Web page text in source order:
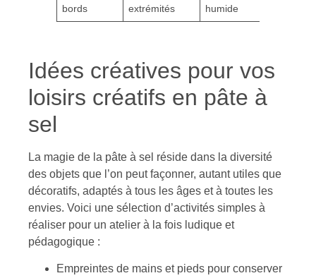
bords
extrémités
humide
Idées créatives pour vos
loisirs créatifs en pâte à
sel
La magie de la pâte à sel réside dans la diversité
des objets que l’on peut façonner, autant utiles que
décoratifs, adaptés à tous les âges et à toutes les
envies. Voici une sélection d’activités simples à
réaliser pour un atelier à la fois ludique et
pédagogique :
Empreintes de mains et pieds pour conserver